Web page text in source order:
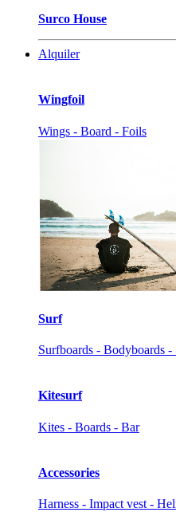
Surco House
Alquiler
Wingfoil
Wings - Board - Foils
Surf
Surfboards - Bodyboards -
Kitesurf
Kites - Boards - Bar
Accessories
Harness - Impact vest -